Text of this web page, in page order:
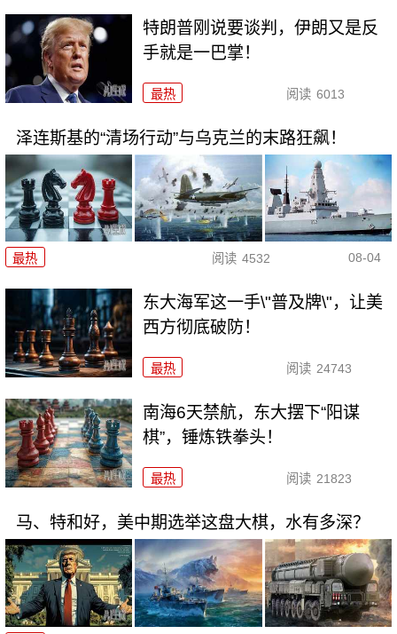
特朗普刚说要谈判，伊朗又是反
手就是一巴掌！
最热 阅读 6013
泽连斯基的“清场行动”与乌克兰的末路狂飙！
最热 阅读 4532 08-04
东大海军这一手\"普及牌\"，让美
西方彻底破防！
最热 阅读 24743
南海6天禁航，东大摆下“阳谋
棋”，锤炼铁拳头！
最热 阅读 21823
马、特和好，美中期选举这盘大棋，水有多深？